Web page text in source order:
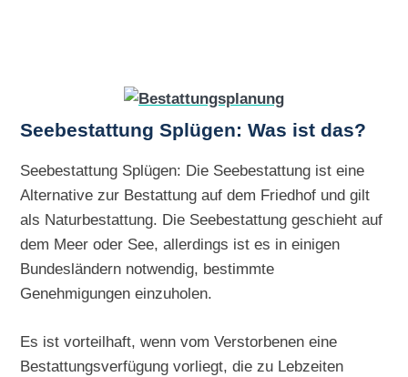
Seebestattung Splügen: Was ist das?
Seebestattung Splügen: Die Seebestattung ist eine
Alternative zur Bestattung auf dem Friedhof und gilt
als Naturbestattung. Die Seebestattung geschieht auf
dem Meer oder See, allerdings ist es in einigen
Bundesländern notwendig, bestimmte
Genehmigungen einzuholen.
Es ist vorteilhaft, wenn vom Verstorbenen eine
Bestattungsverfügung vorliegt, die zu Lebzeiten